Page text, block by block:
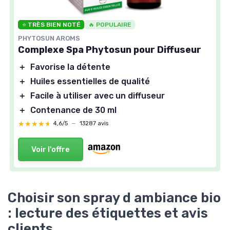
⭐ TRÈS BIEN NOTÉ 🔥 POPULAIRE
PHYTOSUN AROMS
Complexe Spa Phytosun pour Diffuseur
＋
Favorise la détente
＋
Huiles essentielles de qualité
＋
Facile à utiliser avec un diffuseur
＋
Contenance de 30 ml
★★★★★
★★★★★ 4,6/5 — 13287 avis
Voir l'offre
Choisir son spray d ambiance bio
: lecture des étiquettes et avis